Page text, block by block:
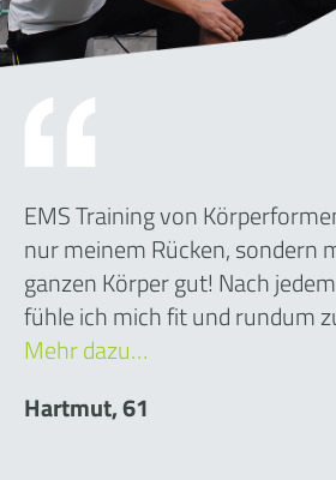
EMS Training von
nur meinem Rücken, sondern
ganzen Körper gut! Nach
fühle ich mich fit und rundum
Mehr dazu…
Hartmut, 61